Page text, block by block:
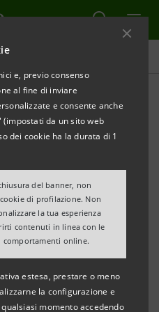
e, previo consenso
al fine di inviare
e consente anche
da un sito web
dei cookie ha la durata di 1
del banner, non
di profilazione. Non
la tua esperienza
contenuti in linea con le
comportamenti online.
estesa, prestare o meno
la configurazione e
momento accedendo
relativi ai titoli emessi
2007, data di
Banca Intesa e Sanpaolo
a tale data, si
siti delle due